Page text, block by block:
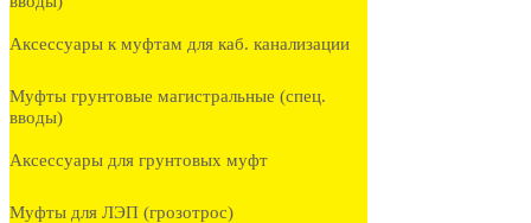
Аксессуары к муфтам для каб. канализации
Муфты грунтовые магистральные (спец.
вводы)
Аксессуары для грунтовых муфт
Муфты для ЛЭП (грозотрос)